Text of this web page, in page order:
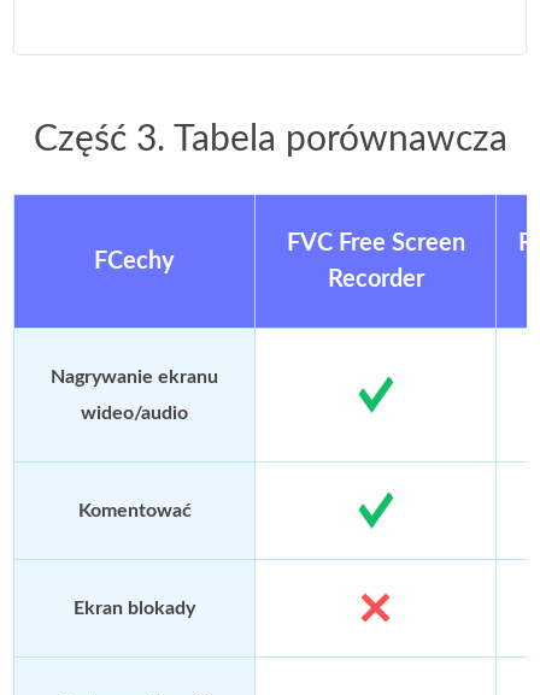
Część 3. Tabela porównawcza
FCechy
FVC Free Screen
Recorder
Nagrywanie ekranu
wideo/audio
Komentować
Ekran blokady